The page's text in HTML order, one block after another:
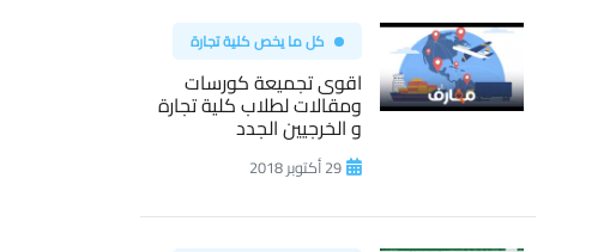
كل ما يخص كلية تجارة
اقوى تجميعة كورسات
ومقالات لطلاب كلية تجارة
و الخرجيين الجدد
29 أكتوبر 2018